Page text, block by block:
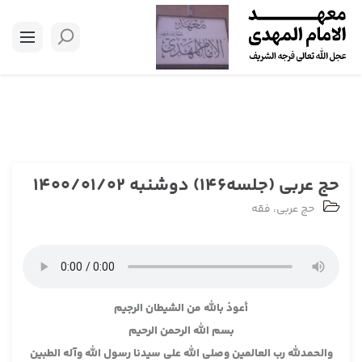
حج عربی (جلسه146) دوشنبه 1400/01/02
حج عربی، فقه
أعوذ بالله من الشيطان الرجيم
بسم الله الرحمن الرحيم
والحمدلله رب العالمين وصلى الله على سيدنا رسول الله وآله الطبين